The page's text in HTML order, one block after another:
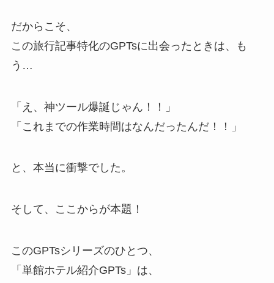
だからこそ、
この旅行記事特化のGPTsに出会ったときは、も
う…
「え、神ツール爆誕じゃん！！」
「これまでの作業時間はなんだったんだ！！」
と、本当に衝撃でした。
そして、ここからが本題！
このGPTsシリーズのひとつ、
「単館ホテル紹介GPTs」は、